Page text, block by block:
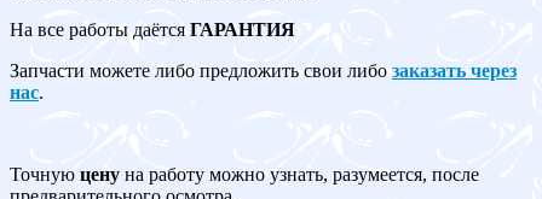
На все работы даётсяГАРАНТИЯ
Запчасти можете либо предложить свои либо заказать через
нас.
Точную цену на работу можно узнать, разумеется, после